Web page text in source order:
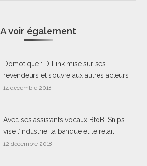
A voir également
Domotique : D-Link mise sur ses
revendeurs et s’ouvre aux autres acteurs
14 décembre 2018
Avec ses assistants vocaux BtoB, Snips
vise l’industrie, la banque et le retail
12 décembre 2018